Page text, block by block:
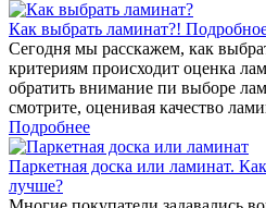
Как выбрать ламинат?!
Сегодня мы расскажем, как
критериям происходит оценка
обратить внимание пи выборе
смотрите, оценивая качество
Подробнее
Паркетная доска или ламинат.
лучше?